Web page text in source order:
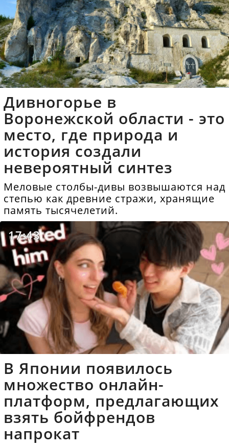
Дивногорье в
Воронежской области - это
место, где природа и
история создали
невероятный синтез
Меловые столбы-дивы возвышаются над
степью как древние стражи, хранящие
память тысячелетий.
17:43
В Японии появилось
множество онлайн-
платформ, предлагающих
взять бойфрендов
напрокат